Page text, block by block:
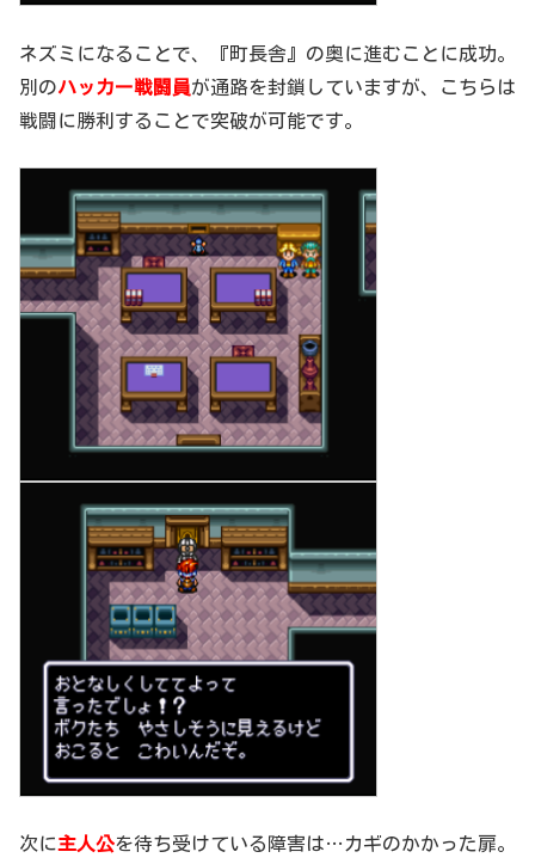
ネズミになることで、『町長舎』の奥に進むことに成功。
別のハッカー戦闘員が通路を封鎖していますが、こちらは
戦闘に勝利することで突破が可能です。
次に主人公を待ち受けている障害は…カギのかかった扉。